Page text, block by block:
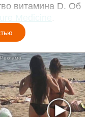
витамина D. Об
Medicine